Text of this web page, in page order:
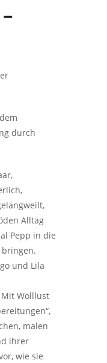
durch
Alltag
Pepp in die
und Lila
Wolllust
malen
ihrer
wie sie